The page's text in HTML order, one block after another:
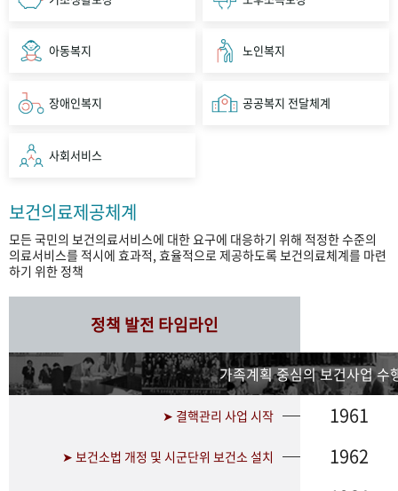
아동복지 노인복지
장애인복지 공공복지 전달체계
사회서비스
보건의료제공체계
모든 국민의 보건의료서비스에 대한 요구에 대응하기 위해 적정한 수준의
의료서비스를 적시에 효과적, 효율적으로 제공하도록 보건의료체계를 마련
하기 위한 정책
정책 발전 타임라인
가족계획 중심의 보건사업 수
➤ 결핵관리 사업 시작 1961
➤ 보건소법 개정 및 시군단위 보건소 설치 1962